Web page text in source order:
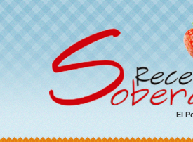
El